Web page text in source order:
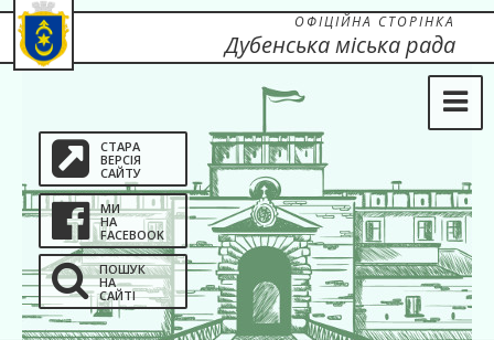
СТАРА
ВЕРСІЯ
САЙТУ
МИ
НА
FACEBOOK
ПОШУК
НА
САЙТІ
ОФІЦІЙНА СТОРІНКА
Дубенська міська рада